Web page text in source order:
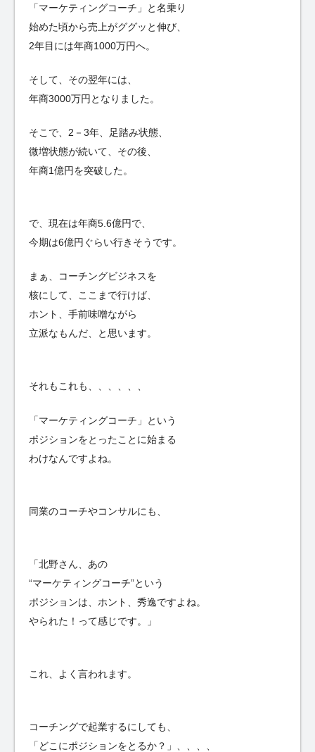
「マーケティングコーチ」と名乗り
始めた頃から売上がググッと伸び、
2年目には年商1000万円へ。
そして、その翌年には、
年商3000万円となりました。
そこで、2－3年、足踏み状態、
微増状態が続いて、その後、
年商1億円を突破した。
で、現在は年商5.6億円で、
今期は6億円ぐらい行きそうです。
まぁ、コーチングビジネスを
核にして、ここまで行けば、
ホント、手前味噌ながら
立派なもんだ、と思います。
それもこれも、、、、、、
「マーケティングコーチ」という
ポジションをとったことに始まる
わけなんですよね。
同業のコーチやコンサルにも、
「北野さん、あの
“マーケティングコーチ”という
ポジションは、ホント、秀逸ですよね。
やられた！って感じです。」
これ、よく言われます。
コーチングで起業するにしても、
「どこにポジションをとるか？」、、、、